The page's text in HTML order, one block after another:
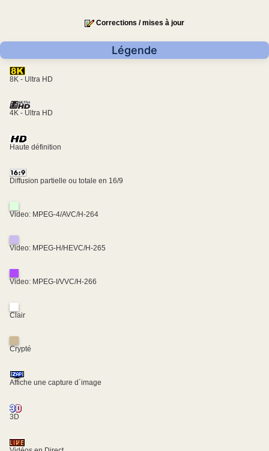
Corrections / mises à jour
Légende
8K - Ultra HD
4K - Ultra HD
Haute définition
Diffusion partielle ou totale en 16/9
Video: MPEG-4/AVC/H-264
Video: MPEG-H/HEVC/H-265
Video: MPEG-I/VVC/H-266
Clair
Crypté
Affiche une capture d´image
3D